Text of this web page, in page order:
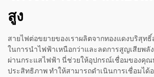
สูง
สายไฟต่อขยายของเราผลิตจากทองแดงบริสุท
ในการนำไฟฟ้าเหนือกว่าและลดการสูญเสียพลั
ผ่านกระแสไฟฟ้า นี่ช่วยให้อุปกรณ์เชื่อมของคุณ
ประสิทธิภาพ ทำให้สามารถดำเนินการเชื่อมได้